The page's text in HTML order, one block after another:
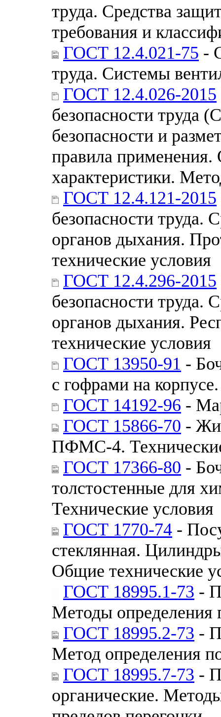
труда. Средства
требования и
ГОСТ 12.4.021-75 -
труда. Системы
ГОСТ 12.4.026-2015
безопасности труда
безопасности и
правила применения.
характеристики.
ГОСТ 12.4.121-2015
безопасности труда.
органов дыхания.
технические условия
ГОСТ 12.4.296-2015
безопасности труда.
органов дыхания.
технические условия
ГОСТ 13950-91 -
с гофрами на
ГОСТ 14192-96 -
ГОСТ 15866-70 -
ПФМС-4.
ГОСТ 17366-80 -
толстостенные для
Технические условия
ГОСТ 1770-74 -
стеклянная.
Общие технические
ГОСТ 18995.1-73 -
Методы определения
ГОСТ 18995.2-73 -
Метод определения
ГОСТ 18995.7-73 -
органические.